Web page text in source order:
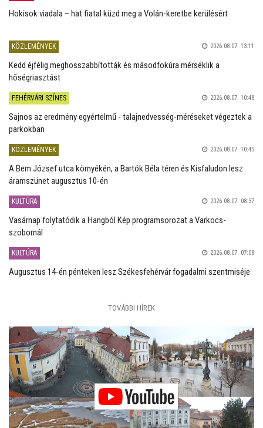
Hokisok viadala – hat fiatal küzd meg a Volán-keretbe kerülésért
KÖZLEMÉNYEK 2026.08.07. 13:11
Kedd éjfélig meghosszabbították és másodfokúra mérséklik a
hőségriasztást
FEHÉRVÁRI SZÍNES 2026.08.07. 10:48
Sajnos az eredmény egyértelmű - talajnedvesség-méréseket végeztek a
parkokban
KÖZLEMÉNYEK 2026.08.07. 10:45
A Bem József utca környékén, a Bartók Béla téren és Kisfaludon lesz
áramszünet augusztus 10-én
KULTÚRA 2026.08.07. 08:37
Vasárnap folytatódik a Hangból Kép programsorozat a Varkocs-
szobornál
KULTÚRA 2026.08.07. 07:08
Augusztus 14-én pénteken lesz Székesfehérvár fogadalmi szentmiséje
TOVÁBBI HÍREK